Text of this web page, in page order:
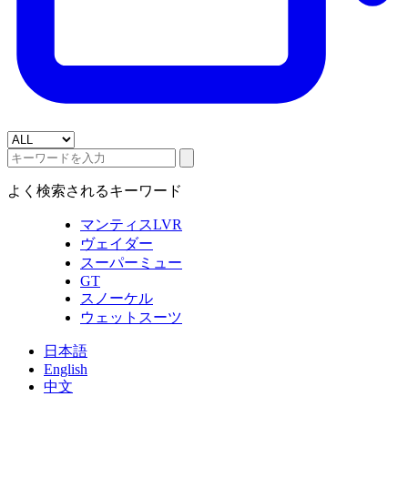
よく検索されるキーワード
マンティスLVR
ヴェイダー
スーパーミュー
GT
スノーケル
ウェットスーツ
日本語
English
中文